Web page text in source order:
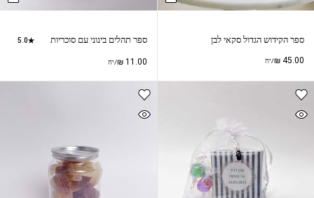
ספר הקידוש הגדול סקאי לבן
₪ 45.00 /יח
ספר תהלים בינוני עם סוכריות 5.0
₪11.00 /יח